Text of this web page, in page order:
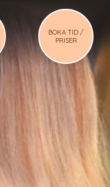
BOKA TID /
PRISER